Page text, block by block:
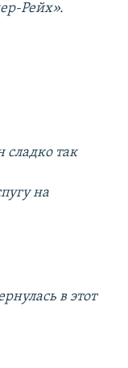
Рейх».
сладко так
на
в этот